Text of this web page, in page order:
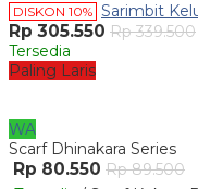
DISKON 10% Sarimbit
Rp 305.550 Rp 339.500
Tersedia
Paling Laris
WA
Scarf Dhinakara Series
Rp 80.550 Rp 89.500